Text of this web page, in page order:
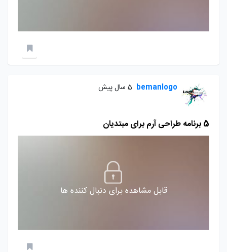
bemanlogo 5 سال پیش
5 برنامه طراحی آرم برای مبتدیان
قابل مشاهده برای دنبال کننده ها